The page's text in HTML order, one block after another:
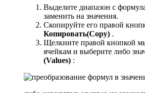
Выделите диапазон с
заменить на значения.
Скопируйте его правой
Копировать(Copy) .
Щелкните правой кнопкой
ячейкам и выберите либо
(Values) :